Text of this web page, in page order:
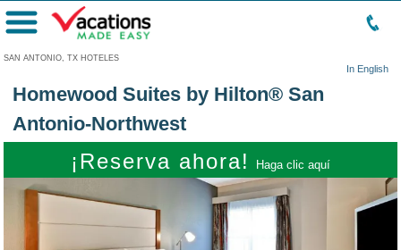
SAN ANTONIO, TX HOTELES
In English
Menú
Homewood Suites by Hilton® San
Antonio-Northwest
¡Reserva ahora! Haga clic aquí